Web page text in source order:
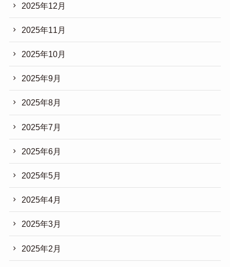
2025年12月
2025年11月
2025年10月
2025年9月
2025年8月
2025年7月
2025年6月
2025年5月
2025年4月
2025年3月
2025年2月